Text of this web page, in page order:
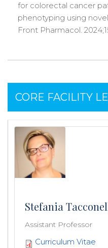
for colorectal cancer
phenotyping using
Front Pharmacol.
CORE FACILITY
Stefania
Assistant Professor
Curriculum Vitae